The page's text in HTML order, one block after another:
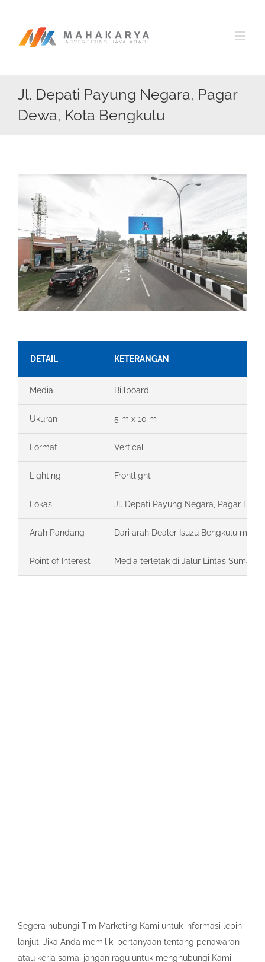
content
Jl. Depati Payung Negara, Pagar
Dewa, Kota Bengkulu
DETAIL KETERANGAN
Media Billboard
Ukuran 5 m x 10 m
Format Vertical
Lighting Frontlight
Lokasi Jl. Depati Payung Negara, Pagar
Arah Pandang Dari arah Dealer Isuzu Bengkulu
Point of Interest Media terletak di Jalur Lintas
Segera hubungi Tim Marketing Kami untuk informasi lebih
lanjut. Jika Anda memiliki pertanyaan tentang penawaran
atau kerja sama, jangan ragu untuk menghubungi Kami